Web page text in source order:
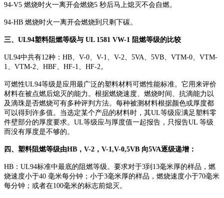
94-V5 燃烧时火一离开会燃烧5 秒后马上熄灭不会自燃。
94-HB 燃烧时火一离开会燃烧到只剩下碳。
三、UL94塑料阻燃等级与 UL 1581 VW-1 阻燃等级的比较
UL94中共有12种：HB、V-0、V-1、V-2、5VA、5VB、VTM-0、VTM-
1、VTM-2、HBF、HF-1、HF-2。
可燃性UL94等级是应用最广泛的塑料材料可燃性能标准。它用来评价
材料在被点燃后熄灭的能力。根据燃烧速度、燃烧时间、抗滴能力以
及滴珠是否燃烧可有多种评判方法。每种被测材料根据颜色或厚度都
可以得到许多值。当选定某个产品的材料时，其UL等级应满足塑料零
件壁部分的厚度要求。UL等级应与厚度值一起报告，只报告UL 等级
而没有厚度是不够的。
四、塑料阻燃等级由HB，V-2，V-1,V-0,5VB 向5VA逐级递增：
HB：UL94标准中最底的阻燃等级。要求对于3到13毫米厚的样品，燃
烧速度小于40 毫米每分钟；小于3毫米厚的样品，燃烧速度小于70毫米
每分钟；或者在100毫米的标志前熄灭。